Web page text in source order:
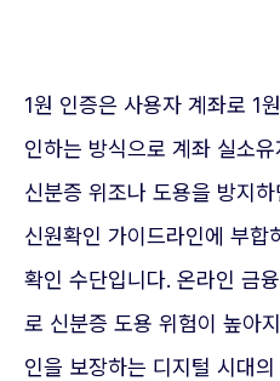
1원 인증은 사용자 계좌로 1
인하는 방식으로 계좌 실소
신분증 위조나 도용을 방지
신원확인 가이드라인에 부합
확인 수단입니다. 온라인 금
로 신분증 도용 위험이 높아
인을 보장하는 디지털 시대